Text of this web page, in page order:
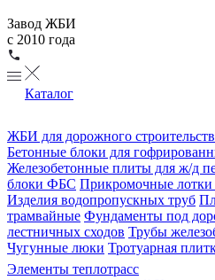
Завод ЖБИ
с 2010 года
Каталог
ЖБИ для дорожного
Бетонные блоки для
Железобетонные плиты для ж/д
блоки ФБС Прикромочные лотки
Изделия водопропускных труб
трамвайные Фундаменты под
лестничных сходов Трубы
Чугунные люки Тротуарная
Элементы теплотрасс